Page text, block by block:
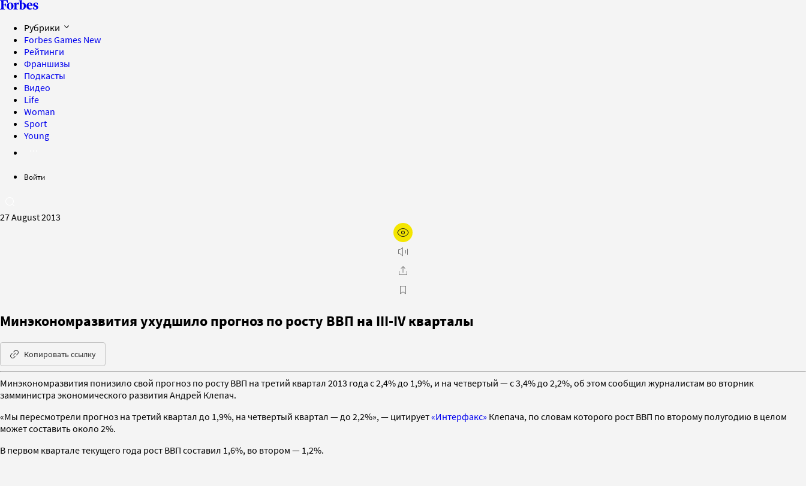
Рубрики
Forbes Games New
Рейтинги
Франшизы
Подкасты
Видео
Life
Woman
Sport
Young
Войти
27 August 2013
Минэкономразвития ухудшило прогноз по росту ВВП на III-IV кварталы
Копировать ссылку
Минэкономразвития понизило свой прогноз по росту ВВП на третий квартал 2013 года с 2,4% до 1,9%, и на четвертый — с 3,4% до 2,2%, об этом сообщил журналистам во вторник
замминистра экономического развития Андрей Клепач.
«Мы пересмотрели прогноз на третий квартал до 1,9%, на четвертый квартал — до 2,2%», — цитирует«Интерфакс» Клепача, по словам которого рост ВВП по второму полугодию в целом
может составить около 2%.
В первом квартале текущего года рост ВВП составил 1,6%, во втором — 1,2%.